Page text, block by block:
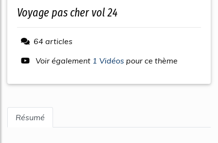
voyage pas cher vol 24
64 articles
Voir également 1 Vidéos pour ce thème
Résumé